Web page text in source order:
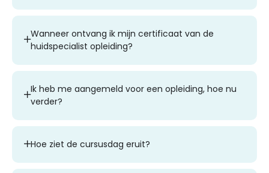
Wanneer ontvang ik mijn certificaat van de
huidspecialist opleiding?
Ik heb me aangemeld voor een opleiding, hoe nu
verder?
Hoe ziet de cursusdag eruit?